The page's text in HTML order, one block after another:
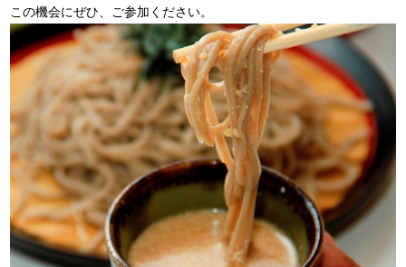
この機会にぜひ、ご参加ください。